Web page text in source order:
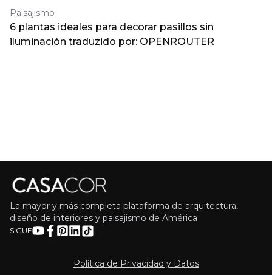
Paisajismo
6 plantas ideales para decorar pasillos sin
iluminación traduzido por: OPENROUTER
La mayor y más completa plataforma de arquitectura,
diseño de interiores y paisajismo de América
SIGUE
Política de Privacidad y Datos